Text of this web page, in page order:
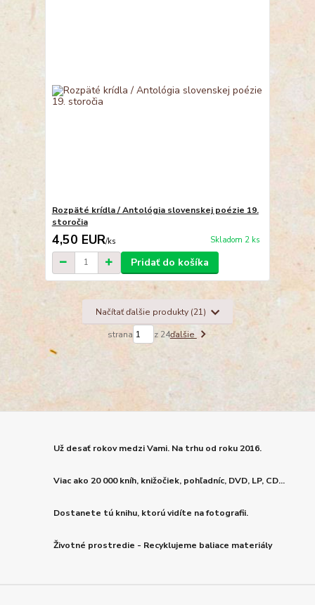
Rozpäté krídla / Antológia slovenskej poézie 19.
storočia
4,50 EUR/ks Skladom 2 ks
Pridať do košíka
Načítať ďalšie produkty (21)
strana z 24ďalšie
Už desať rokov medzi Vami. Na trhu od roku 2016.
Viac ako 20 000 kníh, knižočiek, pohľadníc, DVD, LP, CD...
Dostanete tú knihu, ktorú vidíte na fotografii.
Životné prostredie - Recyklujeme baliace materiály